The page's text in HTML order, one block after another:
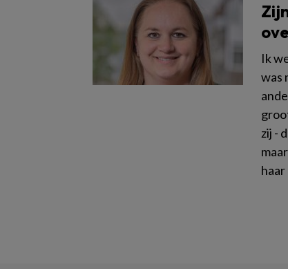
Ik
was
zij -
haar